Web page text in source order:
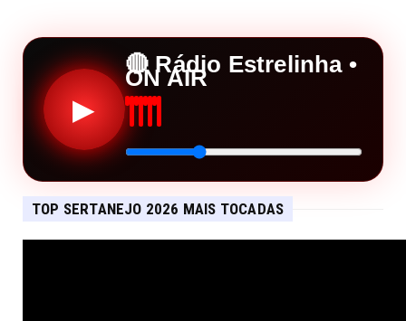
▶
🔴 Rádio Estrelinha •
ON AIR
TOP SERTANEJO 2026 MAIS TOCADAS